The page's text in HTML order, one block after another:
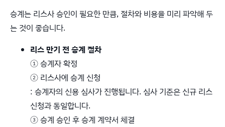
승계는 리스사 승인이 필요한 만큼, 절차와 비용을 미리 파악해 두
는 것이 좋습니다.
리스 만기 전 승계 절차
① 승계자 확정
② 리스사에 승계 신청
: 승계자의 신용 심사가 진행됩니다. 심사 기준은 신규 리스
신청과 동일합니다.
③ 승계 승인 후 승계 계약서 체결